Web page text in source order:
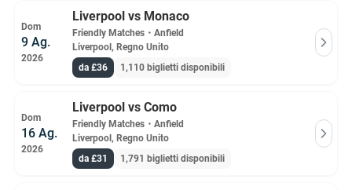
Dom
9 Ag.
2026
Liverpool vs Monaco
Friendly Matches ・ Anfield
Liverpool, Regno Unito
da £36
1,110 biglietti disponibili
Dom
16 Ag.
2026
Liverpool vs Como
Friendly Matches ・ Anfield
Liverpool, Regno Unito
da £31
1,791 biglietti disponibili